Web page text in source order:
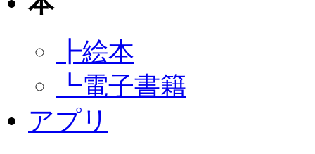
┣絵本
┗電子書籍
アプリ